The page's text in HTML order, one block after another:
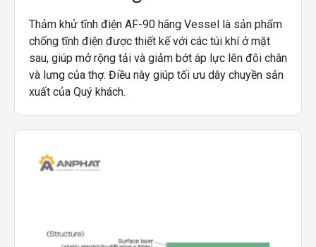
Thảm khử tĩnh điện AF-90 hãng Vessel là sản phẩm
chống tĩnh điện được thiết kế với các túi khí ở mặt
sau, giúp mở rộng tải và giảm bớt áp lực lên đôi chân
và lưng của thợ. Điều này giúp tối ưu dây chuyền sản
xuất của Quý khách.